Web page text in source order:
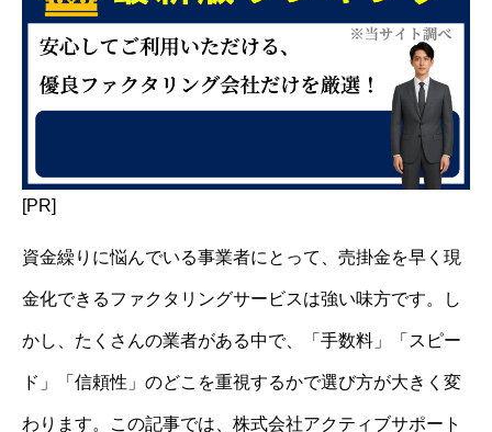
[PR]
資金繰りに悩んでいる事業者にとって、売掛金を早く現
金化できるファクタリングサービスは強い味方です。し
かし、たくさんの業者がある中で、「手数料」「スピー
ド」「信頼性」のどこを重視するかで選び方が大きく変
わります。この記事では、株式会社アクティブサポート